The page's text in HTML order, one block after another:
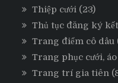
Thiệp cưới (23)
Thủ tục đăng ký
Trang điểm cô dâu
Trang phục cưới, áo
Trang trí gia tiên